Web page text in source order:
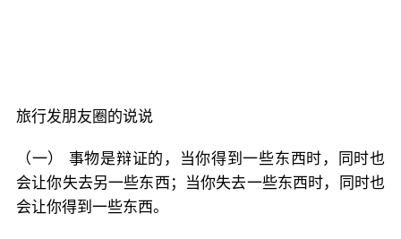
旅行发朋友圈的说说
（一） 事物是辩证的，当你得到一些东西时，同时也
会让你失去另一些东西；当你失去一些东西时，同时也
会让你得到一些东西。